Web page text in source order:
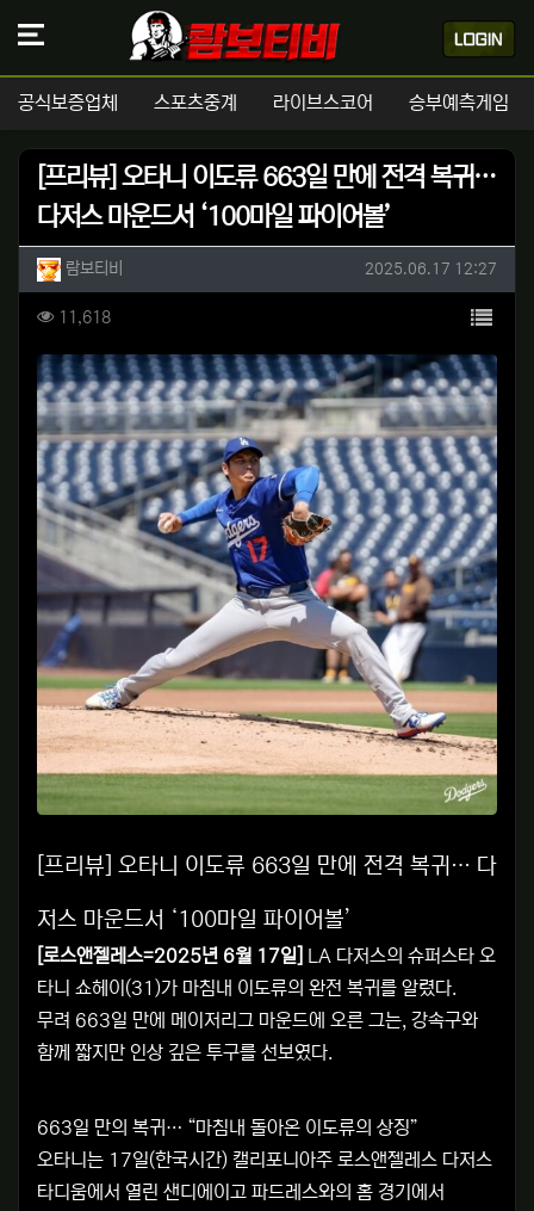
공식보증업체 스포츠중계 라이브스코어 승부예측게임
[프리뷰] 오타니 이도류 663일 만에 전격 복귀…
다저스 마운드서 ‘100마일 파이어볼’
작성자 정보
람보티비 작성일
2025.06.17 12:27
컨텐츠 정보
11,618조회 목록
본문
[프리뷰] 오타니 이도류 663일 만에 전격 복귀… 다
저스 마운드서 ‘100마일 파이어볼’
[로스앤젤레스=2025년 6월 17일]
LA 다저스의 슈퍼스타 오
타니 쇼헤이(31)가 마침내 이도류의 완전 복귀를 알렸다.
무려 663일 만에 메이저리그 마운드에 오른 그는, 강속구와
함께 짧지만 인상 깊은 투구를 선보였다.
663일 만의 복귀… “마침내 돌아온 이도류의 상징”
오타니는 17일(한국시간) 캘리포니아주 로스앤젤레스 다저스
타디움에서 열린 샌디에이고 파드레스와의 홈 경기에서